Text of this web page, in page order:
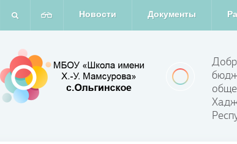
Новости Документы